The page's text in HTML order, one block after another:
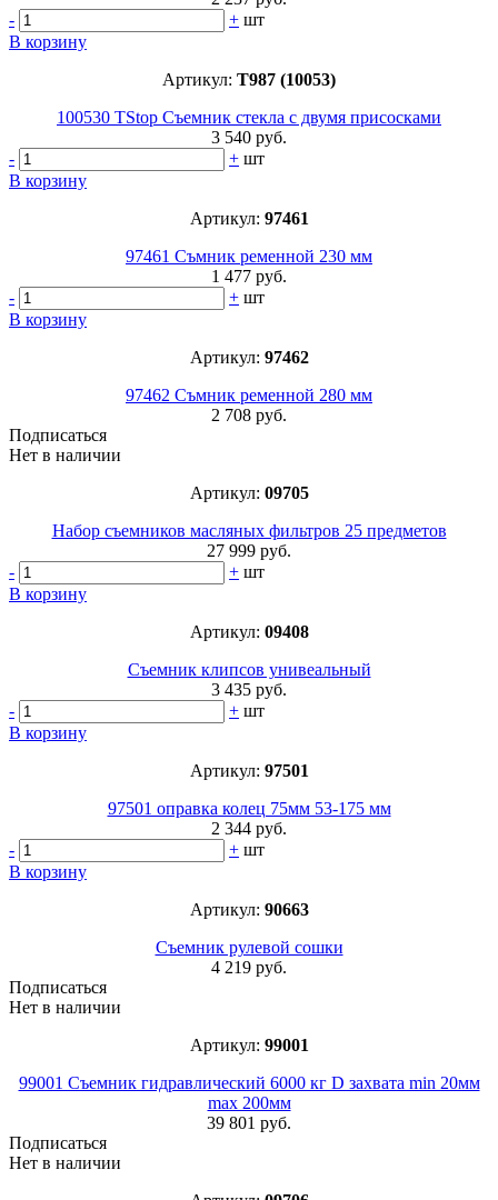
-
+ шт
В корзину
Артикул: T987 (10053)
100530 TStop Съемник стекла с двумя присосками
3 540 руб.
-
+ шт
В корзину
Артикул: 97461
97461 Съмник ременной 230 мм
1 477 руб.
-
+ шт
В корзину
Артикул: 97462
97462 Съмник ременной 280 мм
2 708 руб.
Подписаться
Нет в наличии
Артикул: 09705
Набор съемников масляных фильтров 25 предметов
27 999 руб.
-
+ шт
В корзину
Артикул: 09408
Съемник клипсов унивеальный
3 435 руб.
-
+ шт
В корзину
Артикул: 97501
97501 оправка колец 75мм 53-175 мм
2 344 руб.
-
+ шт
В корзину
Артикул: 90663
Съемник рулевой сошки
4 219 руб.
Подписаться
Нет в наличии
Артикул: 99001
99001 Съемник гидравлический 6000 кг D захвата min 20мм
max 200мм
39 801 руб.
Подписаться
Нет в наличии